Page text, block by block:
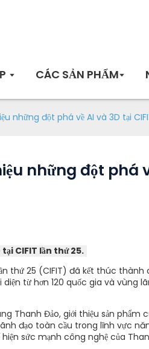
CÁC SẢN PHẨM
những đột phá về AI và 3D tại
những đột phá
CIFIT lần thứ 25.
thứ 25 (CIFIT) đã kết thúc thành
diện từ hơn 120 quốc gia và vùng
Thanh Đảo, giới thiệu sản phẩm
đạo toàn cầu trong lĩnh vực
sức mạnh công nghệ của